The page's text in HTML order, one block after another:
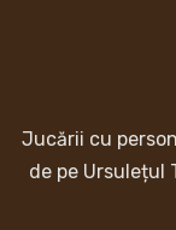
Jucării cu
de pe